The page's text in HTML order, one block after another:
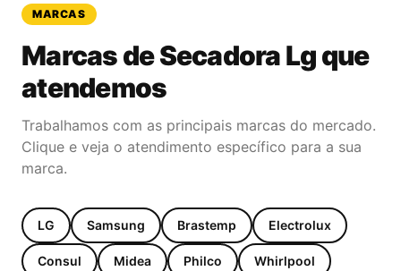
MARCAS
Marcas deSecadora Lgque
atendemos
Trabalhamos com as principais marcas do mercado.
Clique e veja o atendimento específico para a sua
marca.
LG Samsung Brastemp Electrolux
Consul Midea Philco Whirlpool